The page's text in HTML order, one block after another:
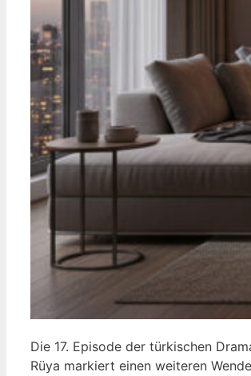
Die 17. Episode der türkischen
Rüya markiert einen weiteren